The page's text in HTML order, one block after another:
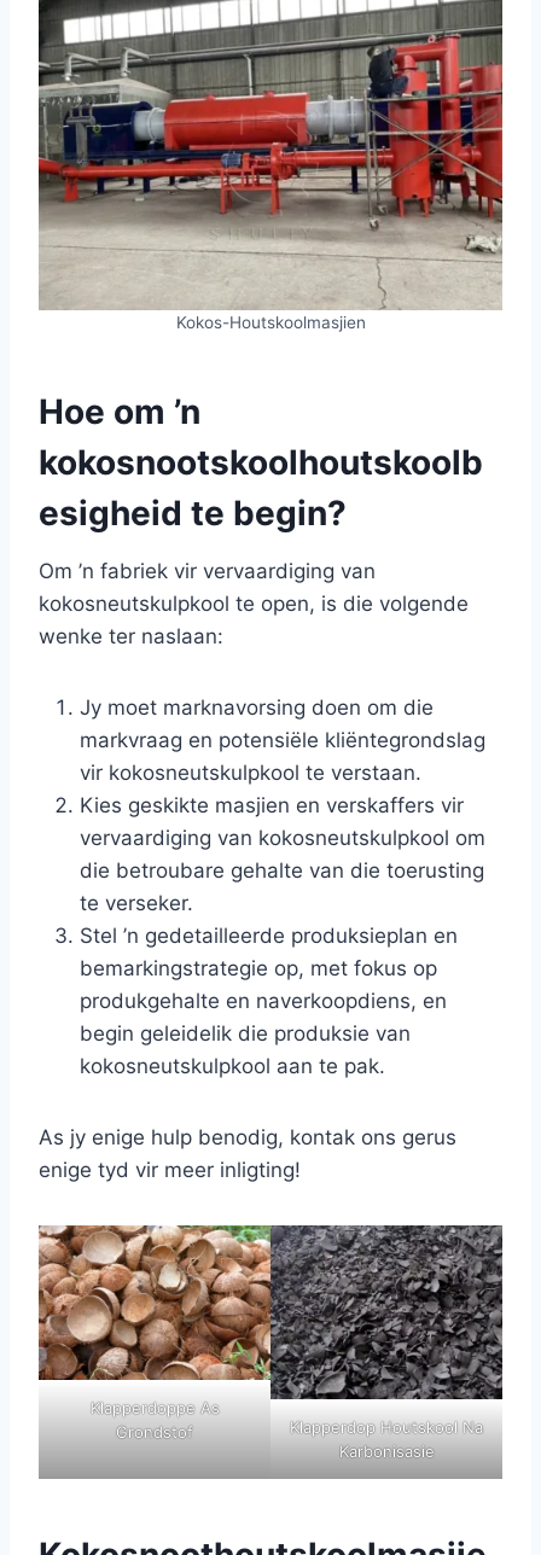
Kokos-Houtskoolmasjien
Hoe om ’n
kokosnootskoolhoutskoolb
esigheid te begin?
Om ’n fabriek vir vervaardiging van
kokosneutskulpkool te open, is die volgende
wenke ter naslaan:
Jy moet marknavorsing doen om die
markvraag en potensiële kliëntegrondslag
vir kokosneutskulpkool te verstaan.
Kies geskikte masjien en verskaffers vir
vervaardiging van kokosneutskulpkool om
die betroubare gehalte van die toerusting
te verseker.
Stel ’n gedetailleerde produksieplan en
bemarkingstrategie op, met fokus op
produkgehalte en naverkoopdiens, en
begin geleidelik die produksie van
kokosneutskulpkool aan te pak.
As jy enige hulp benodig, kontak ons gerus
enige tyd vir meer inligting!
Klapperdoppe As
Grondstof
Klapperdop Houtskool Na
Karbonisasie